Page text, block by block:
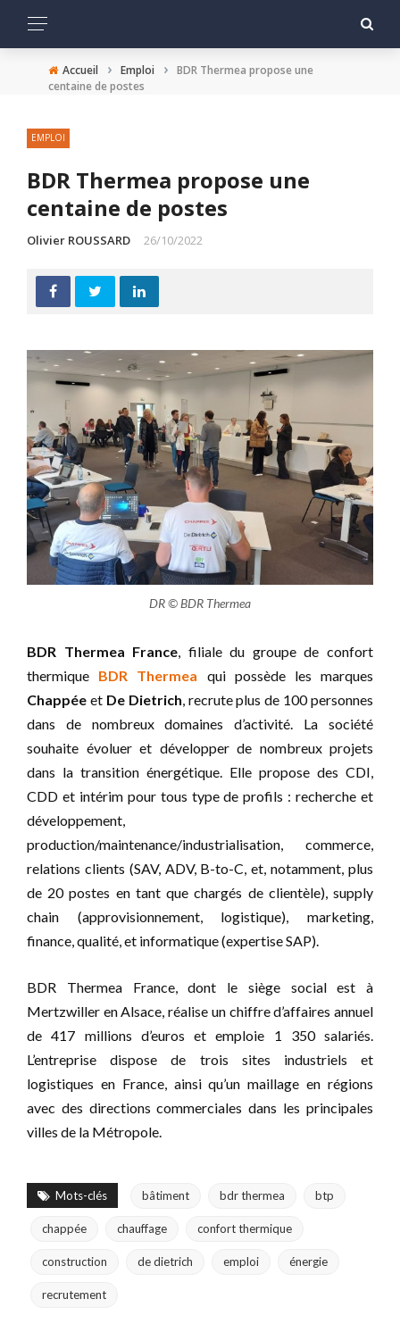
Accueil › Emploi › BDR Thermea propose une
centaine de postes
EMPLOI
BDR Thermea propose une
centaine de postes
Olivier ROUSSARD 26/10/2022
DR © BDR Thermea
BDR Thermea France, filiale du groupe de confort
thermique BDR Thermea qui possède les marques
Chappée et De Dietrich, recrute plus de 100 personnes
dans de nombreux domaines d’activité. La société
souhaite évoluer et développer de nombreux projets
dans la transition énergétique. Elle propose des CDI,
CDD et intérim pour tous type de profils : recherche et
développement,
production/maintenance/industrialisation, commerce,
relations clients (SAV, ADV, B-to-C, et, notamment, plus
de 20 postes en tant que chargés de clientèle), supply
chain (approvisionnement, logistique), marketing,
finance, qualité, et informatique (expertise SAP).
BDR Thermea France, dont le siège social est à
Mertzwiller en Alsace, réalise un chiffre d’affaires annuel
de 417 millions d’euros et emploie 1 350 salariés.
L’entreprise dispose de trois sites industriels et
logistiques en France, ainsi qu’un maillage en régions
avec des directions commerciales dans les principales
villes de la Métropole.
Mots-clés bâtiment bdr thermea btp
chappée chauffage confort thermique
construction de dietrich emploi énergie
recrutement